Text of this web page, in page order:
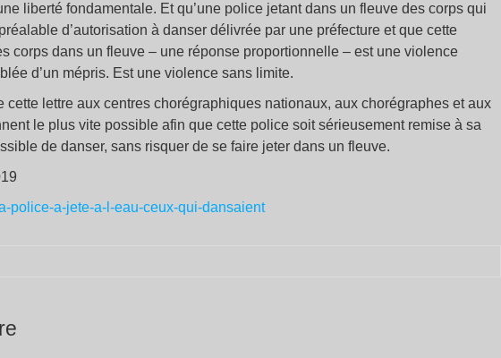
liberté fondamentale. Et qu’une police jetant dans un fleuve des corps qui
d’autorisation à danser délivrée par une préfecture et que cette
corps dans un fleuve – une réponse proportionnelle – est une violence
d’un mépris. Est une violence sans limite.
cette lettre aux centres chorégraphiques nationaux, aux chorégraphes et aux
le plus vite possible afin que cette police soit sérieusement remise à sa
de danser, sans risquer de se faire jeter dans un fleuve.
police-a-jete-a-l-eau-ceux-qui-dansaient